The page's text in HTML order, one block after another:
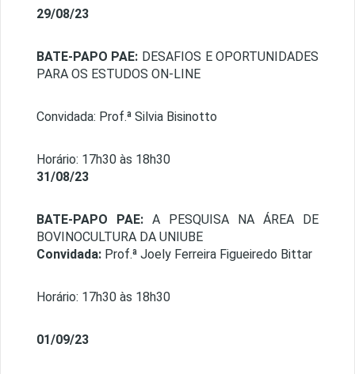
29/08/23
BATE-PAPO PAE: DESAFIOS E OPORTUNIDADES
PARA OS ESTUDOS ON-LINE
Convidada: Prof.ª Silvia Bisinotto
Horário: 17h30 às 18h30
31/08/23
BATE-PAPO PAE: A PESQUISA NA ÁREA DE
BOVINOCULTURA DA UNIUBE
Convidada: Prof.ª Joely Ferreira Figueiredo Bittar
Horário: 17h30 às 18h30
01/09/23